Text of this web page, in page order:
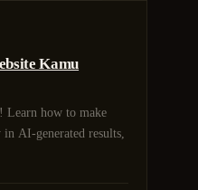
Kamu
Learn how to make
AI-generated results,